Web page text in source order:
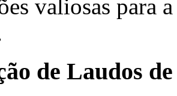
valiosas para
de Laudos